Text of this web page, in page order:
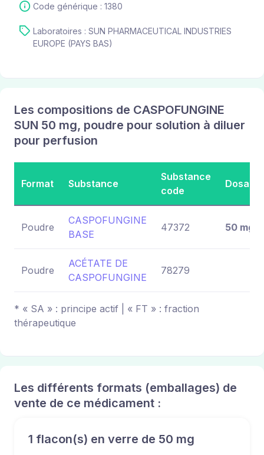
Code générique : 1380
Laboratoires : SUN PHARMACEUTICAL INDUSTRIES
EUROPE (PAYS BAS)
Les compositions de CASPOFUNGINE
SUN 50 mg, poudre pour solution à diluer
pour perfusion
Format Substance
Substance
code
Dosage
Poudre
CASPOFUNGINE
BASE
47372 50 mg
Poudre
ACÉTATE DE
CASPOFUNGINE
78279
* « SA » : principe actif | « FT » : fraction
thérapeutique
Les différents formats (emballages) de
vente de ce médicament :
1 flacon(s) en verre de 50 mg